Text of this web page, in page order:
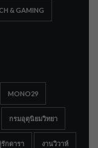
& GAMING
MONO29
กรมอุตุนิยมวิทยา
รักดารา งานวิวาห์